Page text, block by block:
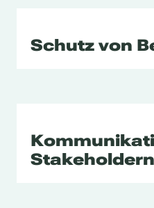
Schutz von
Stakeholdern